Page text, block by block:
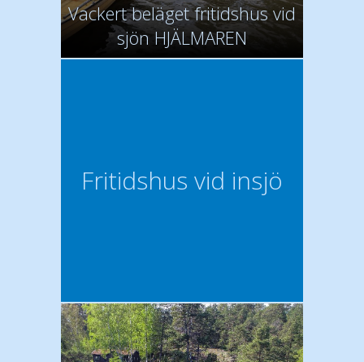
Vackert beläget fritidshus vid
sjön HJÄLMAREN
Fritidshus vid insjö